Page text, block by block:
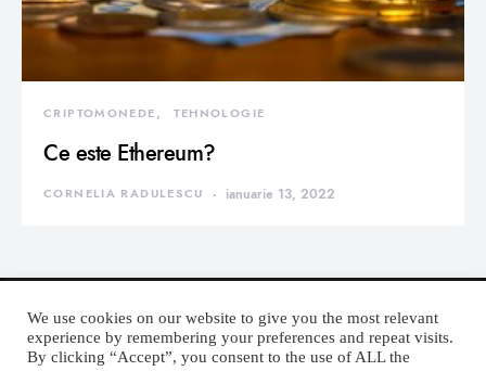
CRIPTOMONEDE TEHNOLOGIE
Ce este Ethereum?
CORNELIA RADULESCU ianuarie 13, 2022
We use cookies on our website to give you the most relevant
experience by remembering your preferences and repeat visits.
By clicking “Accept”, you consent to the use of ALL the